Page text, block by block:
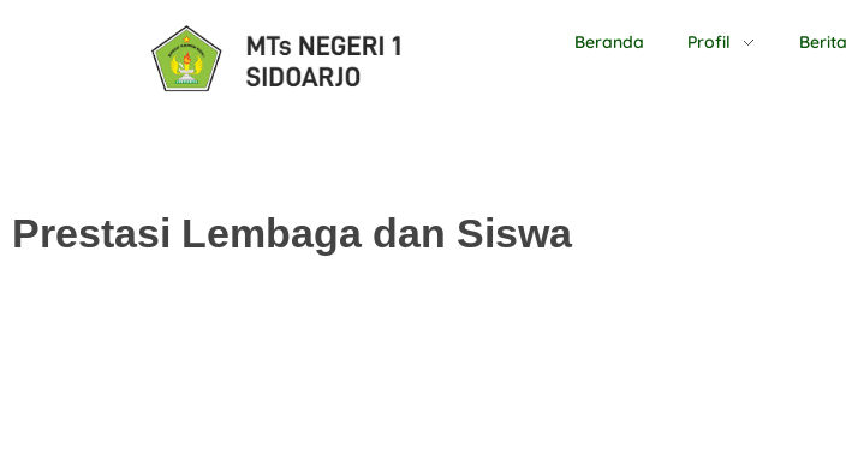
Beranda Profil Berita
Prestasi Lembaga dan Siswa